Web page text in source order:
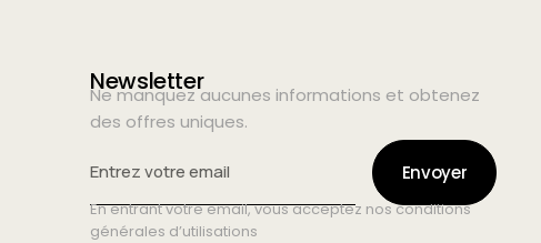
Newsletter
Ne manquez aucunes informations et obtenez
des offres uniques.
Envoyer
En entrant votre email, vous acceptez nos conditions
générales d’utilisations